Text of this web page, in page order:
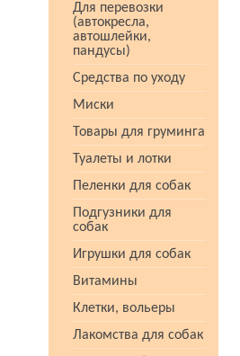
Для перевозки
(автокресла,
автошлейки,
пандусы)
Средства по уходу
Миски
Товары для груминга
Туалеты и лотки
Пеленки для собак
Подгузники для
собак
Игрушки для собак
Витамины
Клетки, вольеры
Лакомства для собак